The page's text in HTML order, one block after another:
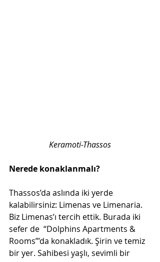
Keramoti-Thassos
Nerede konaklanmalı?
Thassos’da aslında iki yerde
kalabilirsiniz: Limenas ve Limenaria.
Biz Limenas’ı tercih ettik. Burada iki
sefer de  “Dolphins Apartments &
Rooms”’da konakladık. Şirin ve temiz
bir yer. Sahibesi yaşlı, sevimli bir